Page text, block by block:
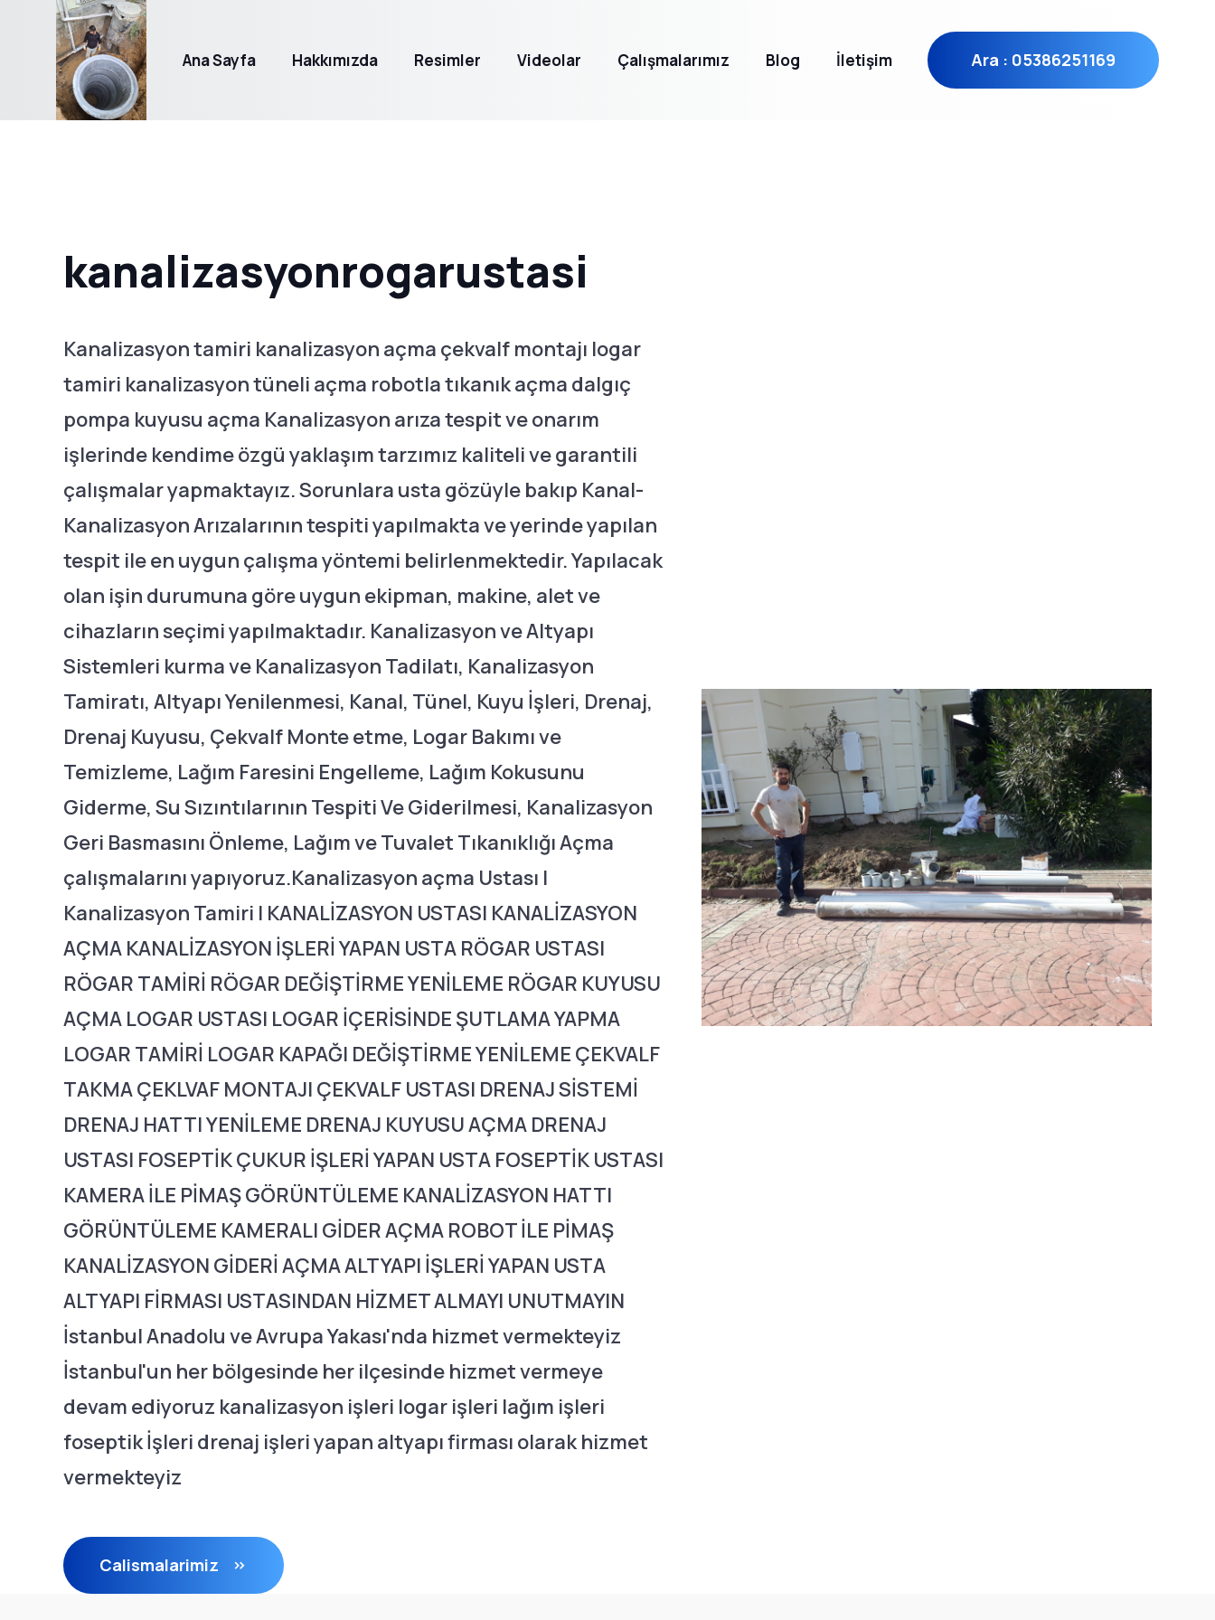
Ana Sayfa Hakkımızda Resimler Videolar Çalışmalarımız Blog İletişim Ara : 05386251169
kanalizasyonrogarustasi
Kanalizasyon tamiri kanalizasyon açma çekvalf montajı logar
tamiri kanalizasyon tüneli açma robotla tıkanık açma dalgıç
pompa kuyusu açma Kanalizasyon arıza tespit ve onarım
işlerinde kendime özgü yaklaşım tarzımız kaliteli ve garantili
çalışmalar yapmaktayız. Sorunlara usta gözüyle bakıp Kanal-
Kanalizasyon Arızalarının tespiti yapılmakta ve yerinde yapılan
tespit ile en uygun çalışma yöntemi belirlenmektedir. Yapılacak
olan işin durumuna göre uygun ekipman, makine, alet ve
cihazların seçimi yapılmaktadır. Kanalizasyon ve Altyapı
Sistemleri kurma ve Kanalizasyon Tadilatı, Kanalizasyon
Tamiratı, Altyapı Yenilenmesi, Kanal, Tünel, Kuyu İşleri, Drenaj,
Drenaj Kuyusu, Çekvalf Monte etme, Logar Bakımı ve
Temizleme, Lağım Faresini Engelleme, Lağım Kokusunu
Giderme, Su Sızıntılarının Tespiti Ve Giderilmesi, Kanalizasyon
Geri Basmasını Önleme, Lağım ve Tuvalet Tıkanıklığı Açma
çalışmalarını yapıyoruz.Kanalizasyon açma Ustası |
Kanalizasyon Tamiri | KANALİZASYON USTASI KANALİZASYON
AÇMA KANALİZASYON İŞLERİ YAPAN USTA RÖGAR USTASI
RÖGAR TAMİRİ RÖGAR DEĞİŞTİRME YENİLEME RÖGAR KUYUSU
AÇMA LOGAR USTASI LOGAR İÇERİSİNDE ŞUTLAMA YAPMA
LOGAR TAMİRİ LOGAR KAPAĞI DEĞİŞTİRME YENİLEME ÇEKVALF
TAKMA ÇEKLVAF MONTAJI ÇEKVALF USTASI DRENAJ SİSTEMİ
DRENAJ HATTI YENİLEME DRENAJ KUYUSU AÇMA DRENAJ
USTASI FOSEPTİK ÇUKUR İŞLERİ YAPAN USTA FOSEPTİK USTASI
KAMERA İLE PİMAŞ GÖRÜNTÜLEME KANALİZASYON HATTI
GÖRÜNTÜLEME KAMERALI GİDER AÇMA ROBOT İLE PİMAŞ
KANALİZASYON GİDERİ AÇMA ALTYAPI İŞLERİ YAPAN USTA
ALTYAPI FİRMASI USTASINDAN HİZMET ALMAYI UNUTMAYIN
İstanbul Anadolu ve Avrupa Yakası'nda hizmet vermekteyiz
İstanbul'un her bölgesinde her ilçesinde hizmet vermeye
devam ediyoruz kanalizasyon işleri logar işleri lağım işleri
foseptik İşleri drenaj işleri yapan altyapı firması olarak hizmet
vermekteyiz
Calismalarimiz